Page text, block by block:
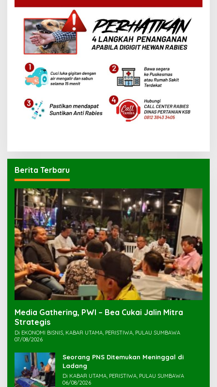
Berita Terbaru
Media Gathering, PWI – Bea Cukai Jalin Mitra
Strategis
Di EKONOMI BISNIS, KABAR UTAMA, PERISTIWA, PULAU SUMBAWA
07/08/2026
Seorang PNS Ditemukan Meninggal di
Ladang
Di KABAR UTAMA, PERISTIWA, PULAU SUMBAWA
06/08/2026